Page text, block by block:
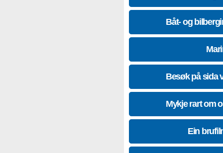
Båt- og
Besøk på sida
Mykje rart om
Ein